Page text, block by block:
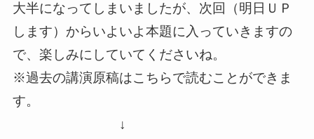
大半になってしまいましたが、次回（明日ＵＰ
します）からいよいよ本題に入っていきますの
で、楽しみにしていてくださいね。
※過去の講演原稿はこちらで読むことができま
す。
↓